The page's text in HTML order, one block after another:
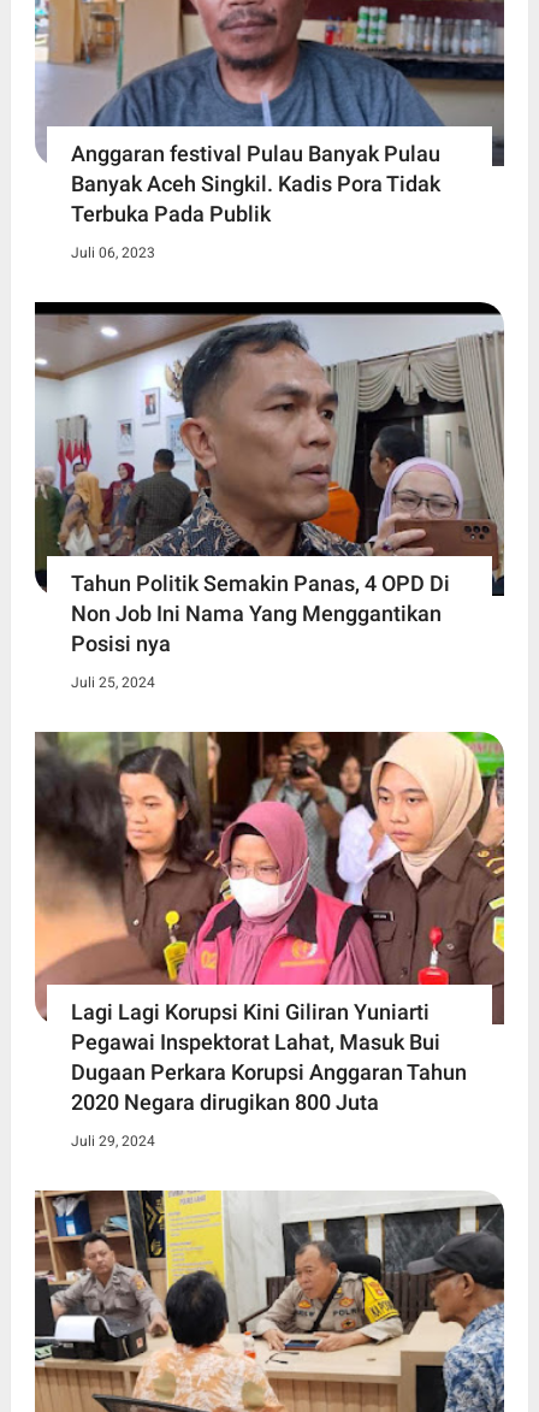
Anggaran festival Pulau Banyak Pulau
Banyak Aceh Singkil. Kadis Pora Tidak
Terbuka Pada Publik
Juli 06, 2023
Tahun Politik Semakin Panas, 4 OPD Di
Non Job Ini Nama Yang Menggantikan
Posisi nya
Juli 25, 2024
Lagi Lagi Korupsi Kini Giliran Yuniarti
Pegawai Inspektorat Lahat, Masuk Bui
Dugaan Perkara Korupsi Anggaran Tahun
2020 Negara dirugikan 800 Juta
Juli 29, 2024